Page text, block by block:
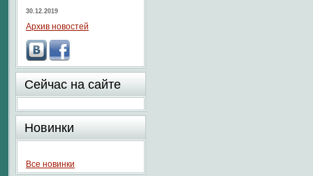
30.12.2019
Архив новостей
Сейчас на сайте
Новинки
Все новинки